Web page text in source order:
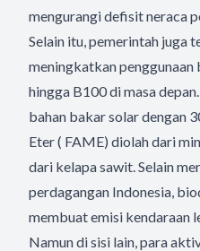
mengurangi defisit neraca
Selain itu, pemerintah juga
meningkatkan
hingga B100 di masa
bahan bakar solar dengan
Eter ( FAME) diolah dari
dari kelapa sawit. Selain
perdagangan Indonesia,
membuat emisi kendaraan
Namun di sisi lain, para